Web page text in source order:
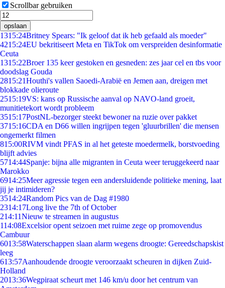
Scrollbar gebruiken
opslaan
1315:24Britney Spears: "Ik geloof dat ik heb gefaald als moeder"
4215:24EU bekritiseert Meta en TikTok om verspreiden desinformatie
Ceuta
1315:22Broer 135 keer gestoken en gesneden: zes jaar cel en tbs voor
doodslag Gouda
2815:21Houthi's vallen Saoedi-Arabië en Jemen aan, dreigen met
blokkade olieroute
2515:19VS: kans op Russische aanval op NAVO-land groeit,
munitietekort wordt probleem
3515:17PostNL-bezorger steekt bewoner na ruzie over pakket
3715:16CDA en D66 willen ingrijpen tegen 'gluurbrillen' die mensen
ongemerkt filmen
815:00RIVM vindt PFAS in al het geteste moedermelk, borstvoeding
blijft advies
5714:44Spanje: bijna alle migranten in Ceuta weer teruggekeerd naar
Marokko
6914:25Meer agressie tegen een andersluidende politieke mening, laat
jij je intimideren?
3514:24Random Pics van de Dag #1980
2314:17Long live the 7th of October
214:11Nieuw te streamen in augustus
114:08Excelsior opent seizoen met ruime zege op promovendus
Cambuur
6013:58Waterschappen slaan alarm wegens droogte: Gereedschapskist
leeg
613:57Aanhoudende droogte veroorzaakt scheuren in dijken Zuid-
Holland
2013:36Wegpiraat scheurt met 146 km/u door het centrum van